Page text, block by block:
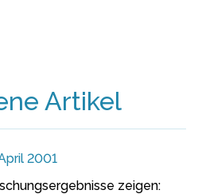
Artikel
2001
zeigen: